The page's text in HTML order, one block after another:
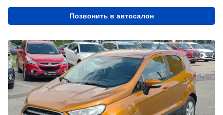
Позвонить в автосалон